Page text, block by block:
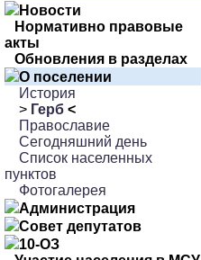
Новости
Нормативно правовые
акты
Обновления в разделах
О поселении
История
> Герб <
Православие
Сегодняшний день
Список населенных
пунктов
Фотогалерея
Администрация
Совет депутатов
10-ОЗ